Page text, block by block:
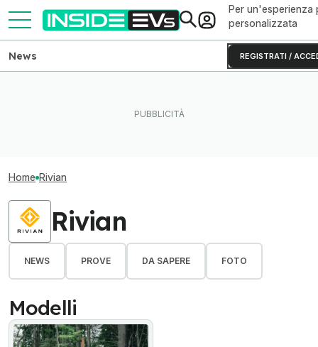
Per un'esperienza
personalizzata
REGISTRATI /
News
Home Rivian
Rivian
NEWS PROVE DA SAPERE FOTO
Modelli